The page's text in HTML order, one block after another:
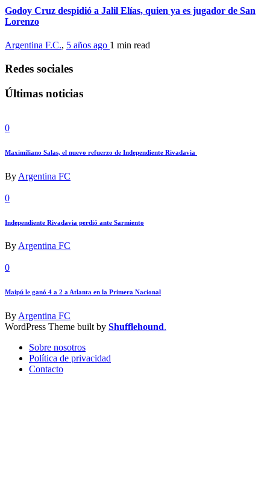
Godoy Cruz despidió a Jalil Elías, quien ya es jugador de San
Lorenzo
Argentina F.C., 5 años ago 1 min read
Redes sociales
Últimas noticias
0
Maximiliano Salas, el nuevo refuerzo de Independiente Rivadavia
By Argentina FC
0
Independiente Rivadavia perdió ante Sarmiento
ByArgentina FC
0
Maipú le ganó 4 a 2 a Atlanta en la Primera Nacional
ByArgentina FC
WordPress Theme built by Shufflehound.
Sobre nosotros
Política de privacidad
Contacto